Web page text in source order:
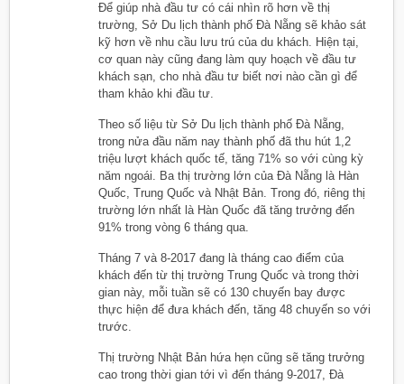
Để giúp nhà đầu tư có cái nhìn rõ hơn về thị
trường, Sở Du lịch thành phố Đà Nẵng sẽ khảo sát
kỹ hơn về nhu cầu lưu trú của du khách. Hiện tại,
cơ quan này cũng đang làm quy hoạch về đầu tư
khách sạn, cho nhà đầu tư biết nơi nào cần gì để
tham khảo khi đầu tư.
Theo số liệu từ Sở Du lịch thành phố Đà Nẵng,
trong nửa đầu năm nay thành phố đã thu hút 1,2
triệu lượt khách quốc tế, tăng 71% so với cùng kỳ
năm ngoái. Ba thị trường lớn của Đà Nẵng là Hàn
Quốc, Trung Quốc và Nhật Bản. Trong đó, riêng thị
trường lớn nhất là Hàn Quốc đã tăng trưởng đến
91% trong vòng 6 tháng qua.
Tháng 7 và 8-2017 đang là tháng cao điểm của
khách đến từ thị trường Trung Quốc và trong thời
gian này, mỗi tuần sẽ có 130 chuyến bay được
thực hiện để đưa khách đến, tăng 48 chuyến so với
trước.
Thị trường Nhật Bản hứa hẹn cũng sẽ tăng trưởng
cao trong thời gian tới vì đến tháng 9-2017, Đà